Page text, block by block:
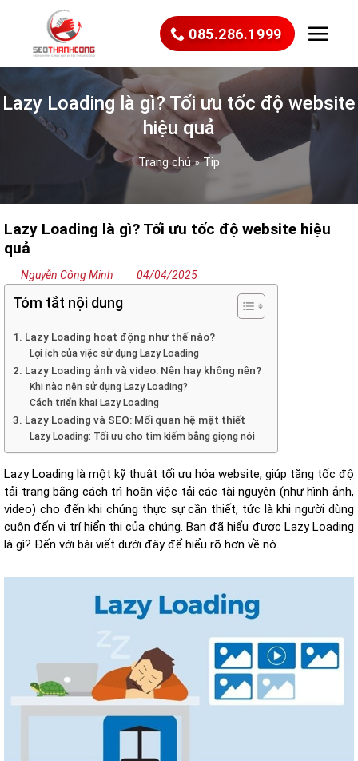
dung
085.286.1999
Lazy Loading là gì? Tối ưu tốc độ website
hiệu quả
Trang chủ » Tip
Lazy Loading là gì? Tối ưu tốc độ website hiệu
quả
Nguyễn Công Minh 04/04/2025
Tóm tắt nội dung
1. Lazy Loading hoạt động như thế nào?
Lợi ích của việc sử dụng Lazy Loading
2. Lazy Loading ảnh và video: Nên hay không nên?
Khi nào nên sử dụng Lazy Loading?
Cách triển khai Lazy Loading
3. Lazy Loading và SEO: Mối quan hệ mật thiết
Lazy Loading: Tối ưu cho tìm kiếm bằng giọng nói
Lazy Loading là một kỹ thuật tối ưu hóa website, giúp tăng tốc độ
tải trang bằng cách trì hoãn việc tải các tài nguyên (như hình ảnh,
video) cho đến khi chúng thực sự cần thiết, tức là khi người dùng
cuộn đến vị trí hiển thị của chúng. Bạn đã hiểu được Lazy Loading
là gì? Đến với bài viết dưới đây để hiểu rõ hơn về nó.